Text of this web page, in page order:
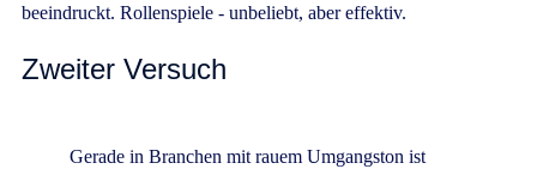
beeindruckt. Rollenspiele - unbeliebt, aber effektiv.
Zweiter Versuch
Gerade in Branchen mit rauem Umgangston ist